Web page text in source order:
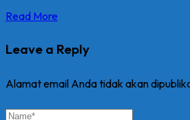
Read More
Leave a Reply
Alamat email Anda tidak akan